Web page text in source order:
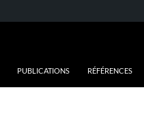
PUBLICATIONS RÉFÉRENCES